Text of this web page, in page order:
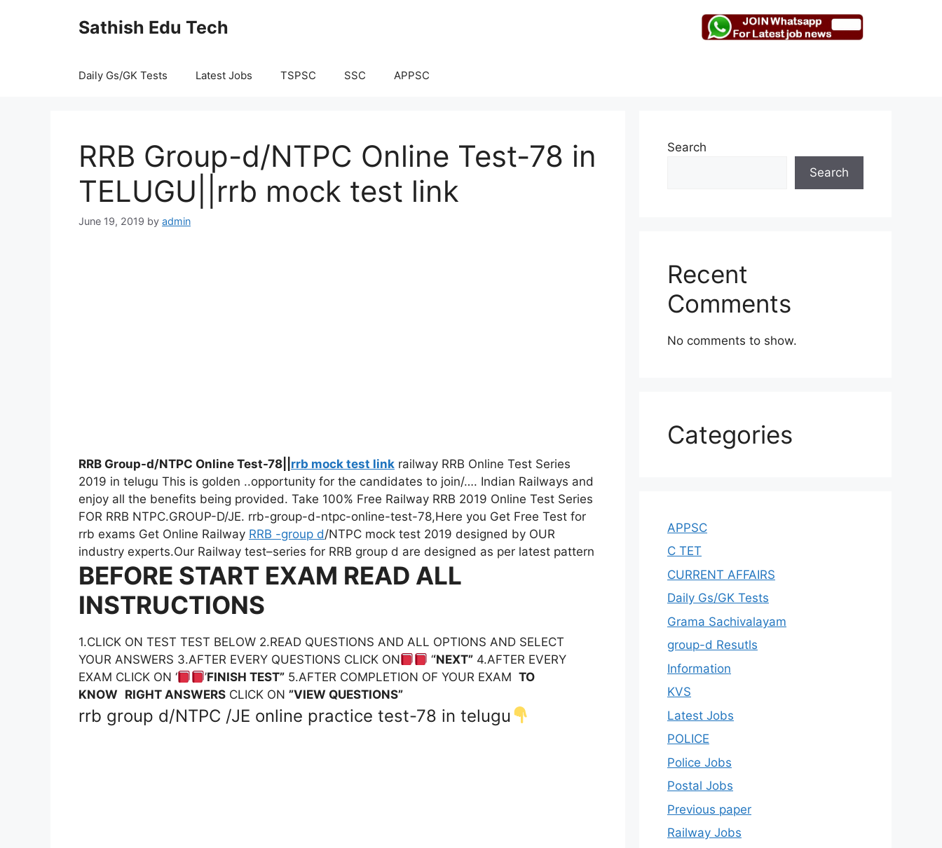
Sathish Edu Tech
Daily Gs/GK Tests Latest Jobs TSPSC SSC APPSC
RRB Group-d/NTPC Online Test-78 in
TELUGU||rrb mock test link
June 19, 2019 by admin
RRB Group-d/NTPC Online Test-78|| rrb mock test link railway RRB Online Test Series
2019 in telugu This is golden ..opportunity for the candidates to join/…. Indian Railways and
enjoy all the benefits being provided. Take 100% Free Railway RRB 2019 Online Test Series
FOR RRB NTPC.GROUP-D/JE. rrb-group-d-ntpc-online-test-78,Here you Get Free Test for
rrb exams Get Online Railway RRB -group d/NTPC mock test 2019 designed by OUR
industry experts.Our Railway test–series for RRB group d are designed as per latest pattern
BEFORE START EXAM READ ALL
INSTRUCTIONS
1.CLICK ON TEST TEST BELOW 2.READ QUESTIONS AND ALL OPTIONS AND SELECT
YOUR ANSWERS 3.AFTER EVERY QUESTIONS CLICK ON
‘‘NEXT”4.AFTER EVERY
EXAM CLICK ON ‘
’FINISH TEST”5.AFTER COMPLETION OF YOUR EXAM TO
KNOW RIGHT ANSWERS CLICK ON ”VIEW QUESTIONS”
rrb group d/NTPC /JE online practice test-78 in telugu
Search
Search
Recent
Comments
No comments to show.
Categories
APPSC
C TET
CURRENT AFFAIRS
Daily Gs/GK Tests
Grama Sachivalayam
group-d Resutls
Information
KVS
Latest Jobs
POLICE
Police Jobs
Postal Jobs
Previous paper
Railway Jobs